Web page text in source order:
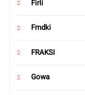
Firli
Fmdki
FRAKSI
Gowa